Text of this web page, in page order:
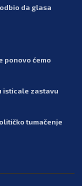
da glasa
ponovo ćemo
isticale zastavu
tumačenje